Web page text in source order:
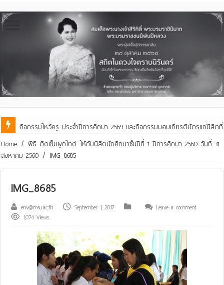
กิจกรรมไหว้ครู ประจำปีการศึกษา 2569 และกิจกรรมมอบเกียรติบัตรแก่นิสิ
คณะสิ่งแวดล้อมฯ มมส ร่วมสืบสานประเพณีฮีตเดือน ๘ ถวายเทียนพรรษา ๒
Home / พิธี ติดเข็มผูกไทด์ ให้กับนิสิตนักศึกษาชั้นปีที่ 1 ปีการศึกษา 2560 วันที่ 31
สิงหาคม 2560 / IMG_8685
IMG_8685
env@msu.ac.th September 1, 2017
Leave a comment
1,074 Views